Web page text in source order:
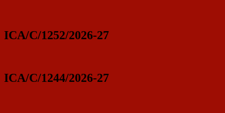
ICA/C/1252/2026-27
ICA/C/1244/2026-27